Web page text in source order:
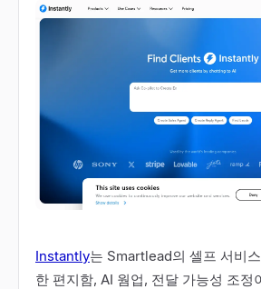
Instantly는 Smartlead의 셀프 서비
한 편지함, AI 웜업, 전달 가능성 조정